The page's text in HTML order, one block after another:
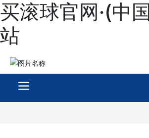
买滚球官网·(中
站